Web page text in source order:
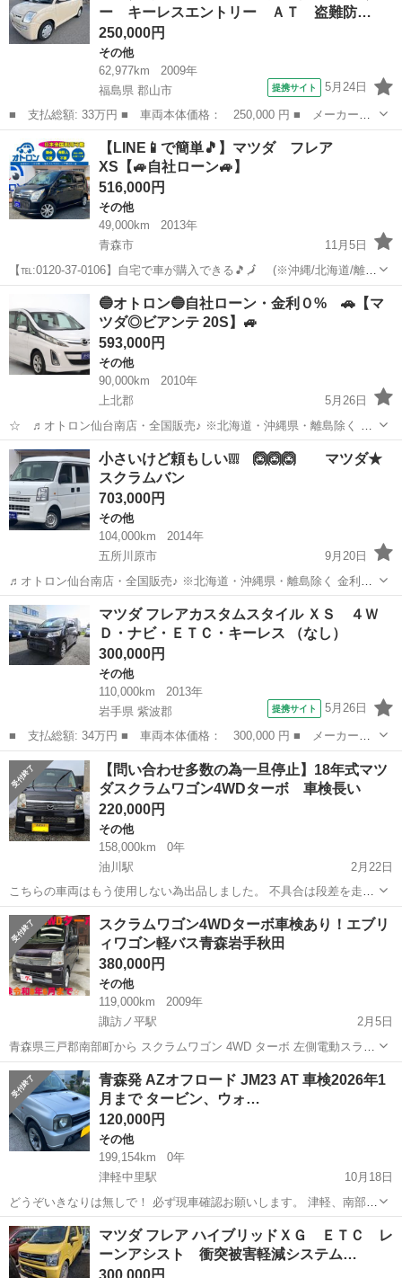
ー キーレスエントリー ＡＴ 盗難防…
250,000円
その他
62,977km
2009年
福島県 郡山市
提携サイト 5月24日
■ 支払総額: 33万円 ■ 車両本体価格： 250,000 円 ■ メーカー
名： マツダ ■ 車種名： キャロル ■ グレード名： ＧＩＩ ド
ライブレコーダー キーレスエントリー ＡＴ 盗難防止システム
ＡＢＳ ＣＤ 衝...
福島 郡山市 その他
【LINE📱で簡単🎵】マツダ フレア
XS【🚙自社ローン🚙】
516,000円
その他
49,000km
2013年
青森市
11月5日
【℡:0120-37-0106】自宅で車が購入できる🎵🗾 (※沖縄/北海道/離島
除く) 今回のお車の詳細はこちらから↓仮審査も◎
https://www.otoron.jp/lists/detail?carno=...
青森市 その他 フレア
🔵オトロン🔵自社ローン・金利０% 🚗【マ
ツダ◎ビアンテ 20S】🚙
593,000円
その他
90,000km
2010年
上北郡
5月26日
☆ ♬オトロン仙台南店・全国販売♪ ※北海道・沖縄県・離島除く 金
利0％!!!(^.^)/~~~ ＼今すぐ問合せよう／ ☆ビアンテ ２０Ｓ☆
ここをチェック ↓↓↓↓↓↓↓↓...
青森 上北郡 その他 オトロン
小さいけど頼もしい❕❕❕ 🙆🙆🙆 マツダ★
スクラムバン
703,000円
その他
104,000km
2014年
五所川原市
9月20日
♬オトロン仙台南店・全国販売♪ ※北海道・沖縄県・離島除く 金利
0％!!!(^.^)/~~~ ＼今すぐ問合せよう／ ☆ スクラムバン☆ こ
こをチェック ↓↓↓↓↓↓↓↓↓↓↓...
青森 その他 オトロン
マツダ フレアカスタムスタイル ＸＳ ４Ｗ
Ｄ・ナビ・ＥＴＣ・キーレス （なし）
300,000円
その他
110,000km
2013年
岩手県 紫波郡
提携サイト 5月26日
■ 支払総額: 34万円 ■ 車両本体価格： 300,000 円 ■ メーカー
名： マツダ ■ 車種名： フレアカスタムスタイル ■ グレード
名： ＸＳ ４ＷＤ・ナビ・ＥＴＣ・キーレス ■ 排気量： 660cc
■ ドア枚...
岩手 紫波郡 その他
【問い合わせ多数の為一旦停止】18年式マツ
ダスクラムワゴン4WDターボ 車検長い
220,000円
その他
158,000km
0年
油川駅
2月22日
こちらの車両はもう使用しない為出品しました。 不具合は段差を走行
するとフロント足回りからコトコト音がします。フロントロアアー
ム、フロントサスペンションアッパーマウント交換した方が良いと思
います。 車検が長いので修理して乗って...
青森 青森市 油川駅 その他 マツダスクラム
スクラムワゴン4WDターボ車検あり！エブリ
ィワゴン軽バス青森岩手秋田
380,000円
その他
119,000km
2009年
諏訪ノ平駅
2月5日
青森県三戸郡南部町から スクラムワゴン 4WD ターボ 左側電動スライ
ドドア 平成21年式 走行119000キロ 車検令和8年6月まで！ ナビ TV ス
タッドレスタイヤ付き！ 中古車検索サイトgooネットへも連載中！
他...
青森 三戸郡 諏訪ノ平駅 その他 スクラムワゴン
青森発 AZオフロード JM23 AT 車検2026年1
月まで タービン、ウォ…
120,000円
その他
199,154km
0年
津軽中里駅
10月18日
どうぞいきなりは無しで！ 必ず現車確認お願いします。 津軽、南部を
毎週行き来しているので時間、場所を合わせて確認いただくことは可
能です。 距離は今よりのびます。 11月末までに決めるつもりがある方
であればいくらかです...
青森 つがる市 津軽中里駅 その他 オフロード
マツダ フレア ハイブリッドＸＧ ＥＴＣ レ
ーンアシスト 衝突被害軽減システム…
300,000円